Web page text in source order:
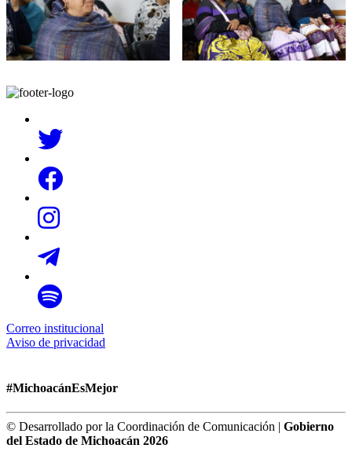
Correo institucional
Aviso de privacidad
#MichoacánEsMejor
© Desarrollado por la Coordinación de Comunicación | Gobierno
del Estado de Michoacán 2026